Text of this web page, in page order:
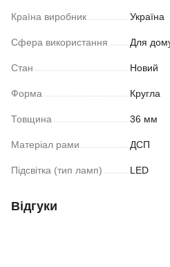
Країна виробник Україна
Сфера використання Для
Стан Новий
Форма Кругла
Товщина 36 мм
Матеріал рами ДСП
Підсвітка (тип ламп) LED
Відгуки